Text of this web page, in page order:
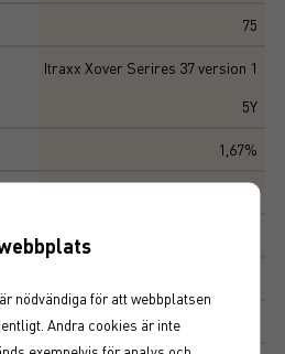
75
Itraxx Xover Serires 37 version 1
5Y
1,67%
2022-09-27
nödvändiga för att webbplatsen
Andra cookies är inte